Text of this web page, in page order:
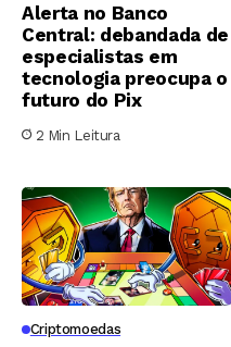
Alerta no Banco
Central: debandada de
especialistas em
tecnologia preocupa o
futuro do Pix
2 Min Leitura
Criptomoedas